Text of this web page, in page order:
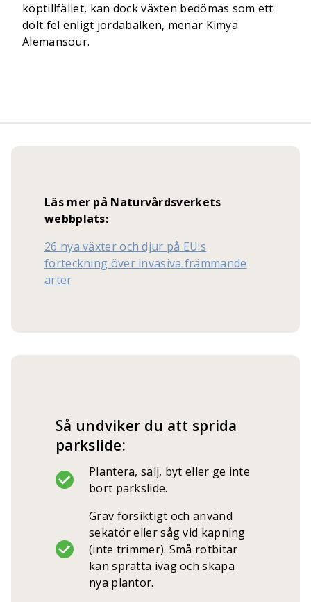
köptillfället, kan dock växten bedömas som ett
dolt fel enligt jordabalken, menar Kimya
Alemansour.
Läs mer på Naturvårdsverkets
webbplats:
26 nya växter och djur på EU:s
förteckning över invasiva främmande
arter
Så undviker du att sprida
parkslide:
Plantera, sälj, byt eller ge inte
bort parkslide.
Gräv försiktigt och använd
sekatör eller såg vid kapning
(inte trimmer). Små rotbitar
kan sprätta iväg och skapa
nya plantor.